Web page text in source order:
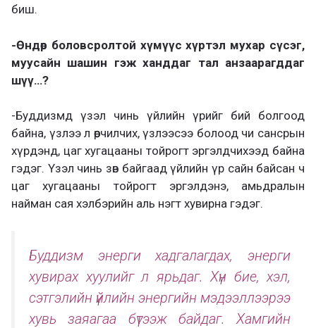
биш.
-Өндөр боловсролтой хүмүүс хүртэл мухар сүсэг,
муусайн шашин гэж ханддаг тал анзаарагддаг
шүү…?
-Буддизмд үзэл чинь үйлийн үрийг бий болгоод
байна, үзлээ л өөрчилчих, үзлээсээ болоод чи сансрын
хүрдэнд, цаг хугацааны тойрогт эргэлдчихээд байна
гэдэг. Үзэл чинь зөв байгаад үйлийн үр сайн байсан ч
цаг хугацааны тойрогт эргэлдэнэ, амьдралын
найман сая хэлбэрийн аль нэгт хувирна гэдэг.
Буддизм энерги хадгалагдах, энерги
хувирах хуулийг л ярьдаг. Хүн бие, хэл,
сэтгэлийн үйлийн энергийн мэдээллээрээ
хувь заяагаа бүтээж байдаг. Хамгийн